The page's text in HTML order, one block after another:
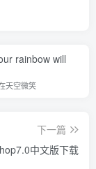
rainbow will
天空微笑
下一篇
中文版下载